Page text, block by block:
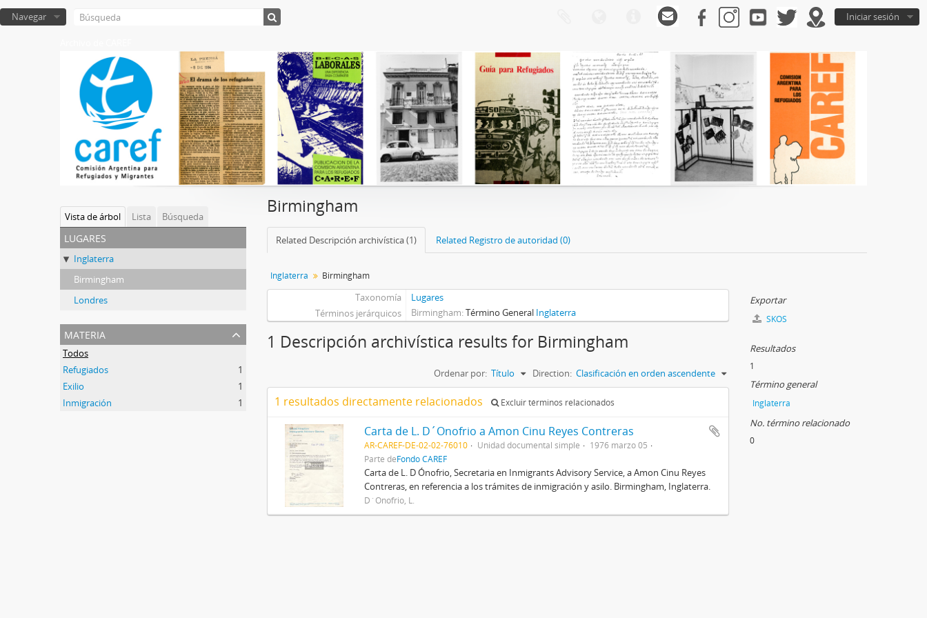
Iniciar sesión
Navegar
Vista de árbol Lista Búsqueda
lugares
Inglaterra
Birmingham
Londres
materia
Todos
Refugiados
1
Exilio
1
Inmigración
1
Birmingham
Related Descripción archivística (1) Related Registro de autoridad (0)
Inglaterra Birmingham
Taxonomía
Lugares
Términos jerárquicos
Birmingham Término General Inglaterra
1 Descripción archivística results for Birmingham
Ordenar por: Título Direction: Clasificación en orden ascendente
1 resultados directamente relacionados Excluir términos relacionados
Carta de L. D´Onofrio a Amon Cinu Reyes Contreras
AR-CAREF-DE-02-02-76010 Unidad documental simple
1976 marzo 05
Parte deFondo CAREF
Carta de L. D Ónofrio, Secretaria en Inmigrants Advisory Service, a Amon Cinu Reyes
Contreras, en referencia a los trámites de inmigración y asilo. Birmingham, Inglaterra.
D´Onofrio, L.
Exportar
SKOS
Resultados
1
Término general
Inglaterra
No. término relacionado
0